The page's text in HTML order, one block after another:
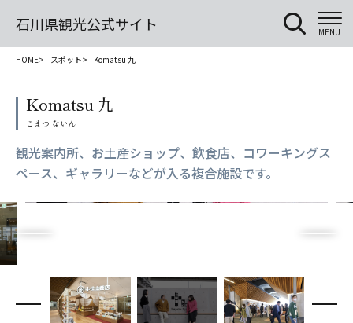
石川県観光公式サイト MENU
HOME スポット Komatsu 九
Komatsu 九
観光案内所、お土産ショップ、飲食店、コワーキングス
ペース、ギャラリーなどが入る複合施設です。